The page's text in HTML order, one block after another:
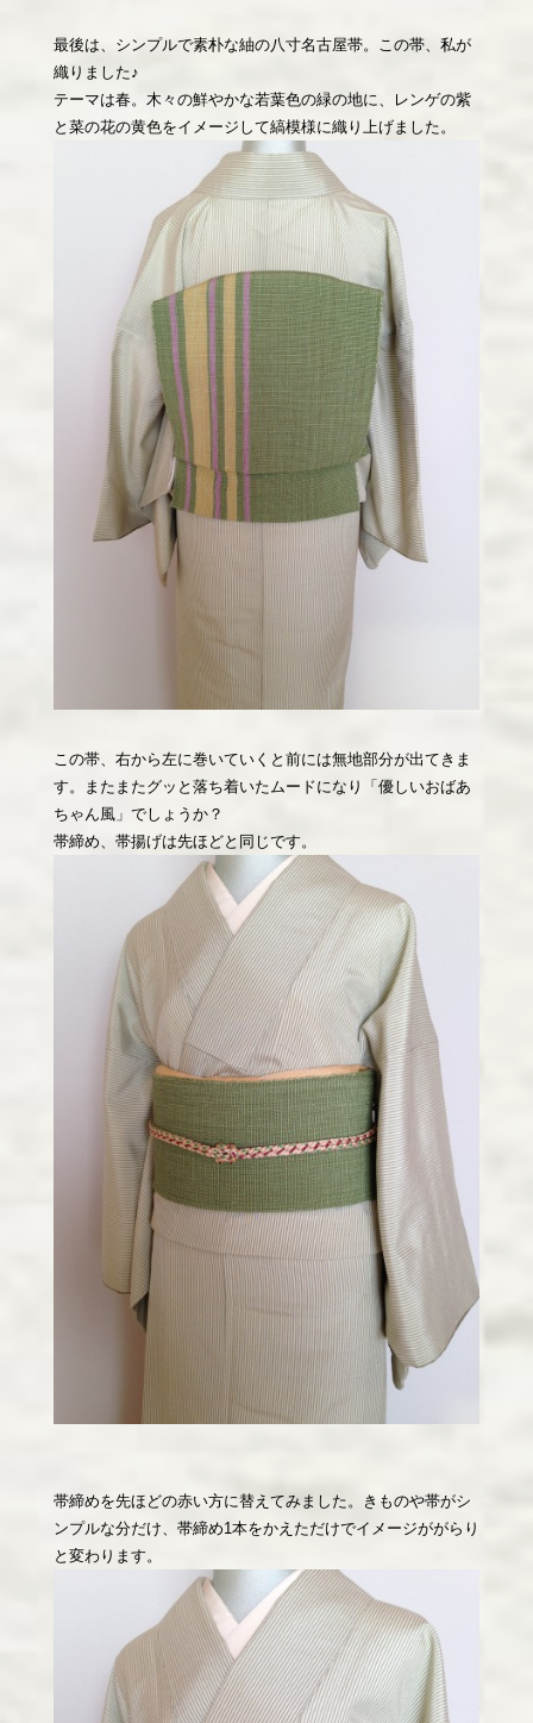
最後は、シンプルで素朴な紬の八寸名古屋帯。この帯、私が
織りました♪
テーマは春。木々の鮮やかな若葉色の緑の地に、レンゲの紫
と菜の花の黄色をイメージして縞模様に織り上げました。
この帯、右から左に巻いていくと前には無地部分が出てきま
す。またまたグッと落ち着いたムードになり「優しいおばあ
ちゃん風」でしょうか？
帯締め、帯揚げは先ほどと同じです。
帯締めを先ほどの赤い方に替えてみました。きものや帯がシ
ンプルな分だけ、帯締め1本をかえただけでイメージががらり
と変わります。